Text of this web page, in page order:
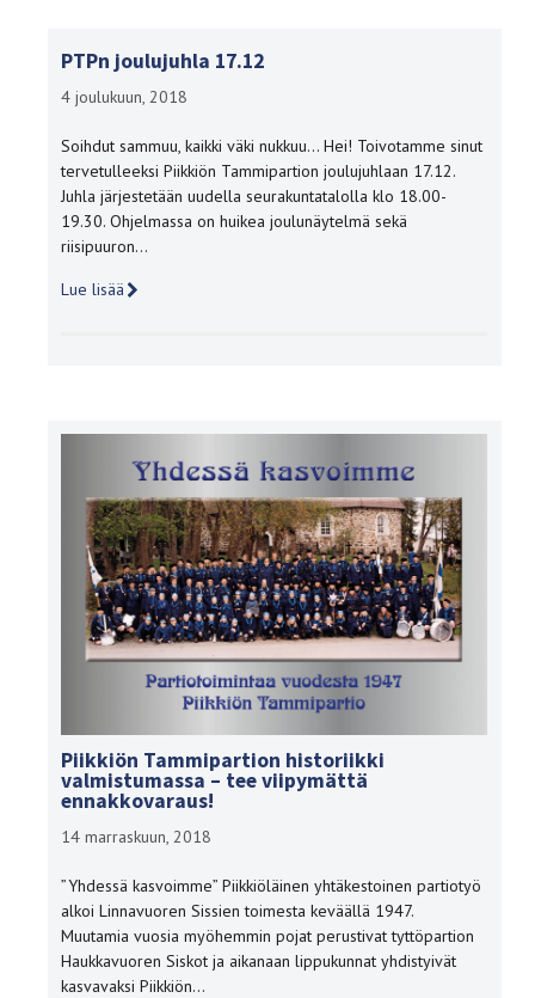
PTPn joulujuhla 17.12
4 joulukuun, 2018
Soihdut sammuu, kaikki väki nukkuu… Hei! Toivotamme sinut
tervetulleeksi Piikkiön Tammipartion joulujuhlaan 17.12.
Juhla järjestetään uudella seurakuntatalolla klo 18.00-
19.30. Ohjelmassa on huikea joulunäytelmä sekä
riisipuuron…
Lue lisää
Piikkiön Tammipartion historiikki
valmistumassa – tee viipymättä
ennakkovaraus!
14 marraskuun, 2018
”Yhdessä kasvoimme” Piikkiöläinen yhtäkestoinen partiotyö
alkoi Linnavuoren Sissien toimesta keväällä 1947.
Muutamia vuosia myöhemmin pojat perustivat tyttöpartion
Haukkavuoren Siskot ja aikanaan lippukunnat yhdistyivät
kasvavaksi Piikkiön…